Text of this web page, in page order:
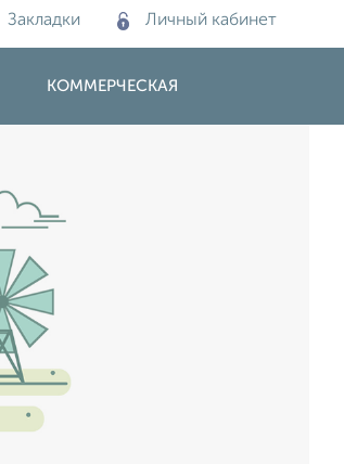
Закладки Личный кабинет
КОММЕРЧЕСКАЯ